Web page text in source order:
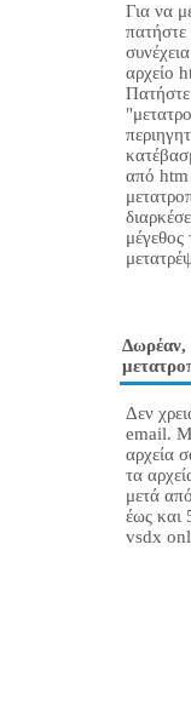
Για να
αρχείο
από htm
μέγεθος
Δωρέαν,
Δεν
email.
αρχεία
τα
μετά
έως και
vsdx